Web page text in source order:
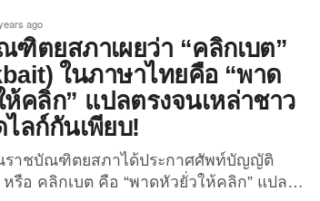
ายเดย์ให้กับทุกคนไม่น้อยเลยทีเดียว สำหรับ
าก็จะยังคงนำเสนอเรื่องราวของ “สัตว์โลก
เหมือนเดิม แต่เพิ่มเติมคือมาในรูปแบบของ
นบ้าง กับ 10 สกิลสุดเจ๋งของเหล่าสัตว์โลก
คนอาจไม่เคยรู้มาก่อน! ที่ถูกรวบรวมโดย
ต์ wtfintheworld เอาเป็นว่าอย่ารอช้า..จะมี
ของสัตว์โลกตัวไหนบ้างนั้นก็ตามไปดูกันเลย!
ลามมีประสาทสัมผัสในการได้กลิ่นที่ดี
ago
ฑิตยสภาเผยว่า “คลิกเบต”
ในภาษาไทยคือ “พาด
ห้คลิก” แปลตรงจนเหล่าชาว
ไลก์กันเพียบ!
ราชบัณฑิตยสภาได้ประกาศศัพท์บัญญัติ
หรือ คลิกเบต คือ “พาดหัวยั่วให้คลิก” แปล